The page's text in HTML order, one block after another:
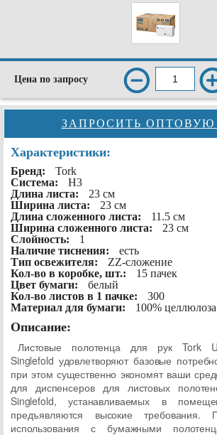
Цена по запросу
ЗАПРОСИТЬ
Характеристики:
Бренд:
Tork
Система:
H3
Длина листа:
23 см
Ширина листа:
23 см
Длина сложенного листа:
11.5 см
Ширина сложенного листа:
23 см
Слойность:
1
Наличие тиснения:
есть
Тип освежителя:
ZZ-сложение
Кол-во в коробке, шт.:
15 пачек
Цвет бумаги:
белый
Кол-во листов в 1 пачке:
300
Материал для бумаги:
100% целлюлоза
Описание:
Листовые полотенца для рук Tork
Singlefold удовлетворяют базовые
при этом существенно экономят ваши
для диспенсеров для листовых
Singlefold, устанавливаемых в
предъявляются высокие требования.
использования с бумажными